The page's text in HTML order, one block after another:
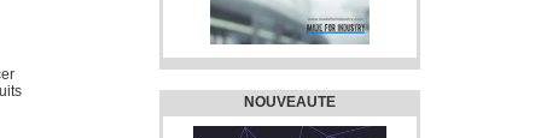
NOUVEAUTE